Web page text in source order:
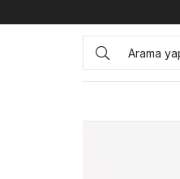
Anasayfa ERKEK